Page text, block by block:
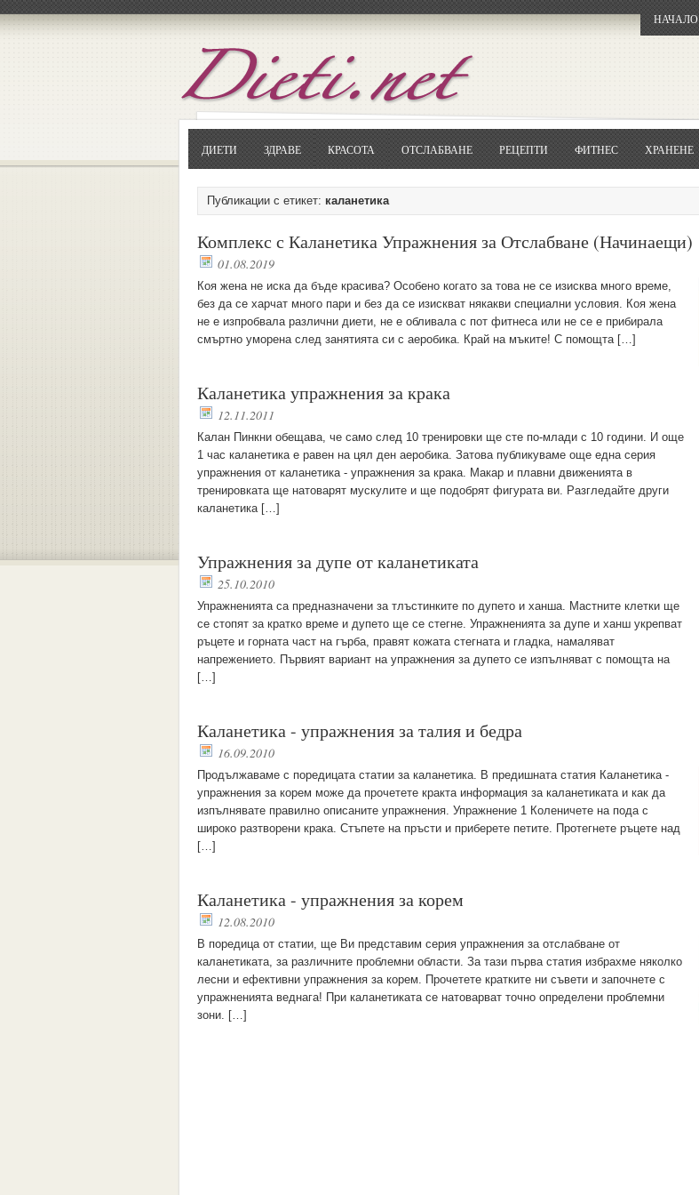
НАЧАЛО
ДИЕТИ ЗДРАВЕ КРАСОТА ОТСЛАБВАНЕ РЕЦЕПТИ ФИТНЕС ХРАНЕНЕ
Публикации с етикет: каланетика
Комплекс с Каланетика Упражнения за Отслабване (Начинаещи)
01.08.2019
Коя жена не иска да бъде красива? Особено когато за това не се изисква много време,
без да се харчат много пари и без да се изискват някакви специални условия. Коя жена
не е изпробвала различни диети, не е обливала с пот фитнеса или не се е прибирала
смъртно уморена след занятията си с аеробика. Край на мъките! С помощта […]
Каланетика упражнения за крака
12.11.2011
Калан Пинкни обещава, че само след 10 тренировки ще сте по-млади с 10 години. И още
1 час каланетика е равен на цял ден аеробика. Затова публикуваме още една серия
упражнения от каланетика - упражнения за крака. Макар и плавни движенията в
тренировката ще натоварят мускулите и ще подобрят фигурата ви. Разгледайте други
каланетика […]
Упражнения за дупе от каланетиката
25.10.2010
Упражненията са предназначени за тлъстинките по дупето и ханша. Мастните клетки ще
се стопят за кратко време и дупето ще се стегне. Упражненията за дупе и ханш укрепват
ръцете и горната част на гърба, правят кожата стегната и гладка, намаляват
напрежението. Първият вариант на упражнения за дупето се изпълняват с помощта на
[…]
Каланетика - упражнения за талия и бедра
16.09.2010
Продължаваме с поредицата статии за каланетика. В предишната статия Каланетика -
упражнения за корем може да прочетете кракта информация за каланетиката и как да
изпълнявате правилно описаните упражнения. Упражнение 1 Коленичете на пода с
широко разтворени крака. Стъпете на пръсти и приберете петите. Протегнете ръцете над
[…]
Каланетика - упражнения за корем
12.08.2010
В поредица от статии, ще Ви представим серия упражнения за отслабване от
каланетиката, за различните проблемни области. За тази първа статия избрахме няколко
лесни и ефективни упражнения за корем. Прочетете кратките ни съвети и започнете с
упражненията веднага! При каланетиката се натоварват точно определени проблемни
зони. […]
ОтворетеGoogle.bg
Потърсете "Cloxy"
... и я въведете в полето: